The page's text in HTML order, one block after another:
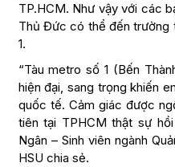
TP.HCM. Như vậy với các
Thủ Đức có thể đến trường
1.
“Tàu metro số 1 (Bến
hiện đại, sang trọng khiến
quốc tế. Cảm giác được
tiên tại TPHCM thật sự
Ngân – Sinh viên ngành
HSU chia sẻ.